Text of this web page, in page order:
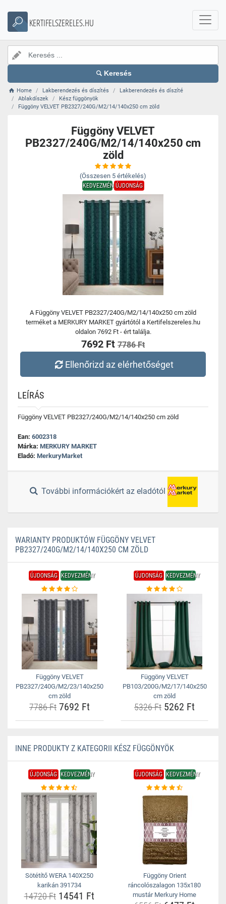
KERTIFELSZERELES.HU
Keresés
Home Lakberendezés és díszítés
Lakberendezés és díszíté
Ablakdíszek
Kész függönyök
Függöny VELVET PB2327/240G/M2/14/140x250 cm zöld
Függöny VELVET
PB2327/240G/M2/14/140x250 cm
zöld
(Összesen 5 értékelés)
KEDVEZMÉNYÚJDONSÁG
A Függöny VELVET PB2327/240G/M2/14/140x250 cm zöld
terméket a MERKURY MARKET gyártótól a Kertifelszereles.hu
oldalon 7692 Ft - ért találja.
7692 Ft 7786 Ft
Ellenőrizd az elérhetőséget
LEÍRÁS
Függöny VELVET PB2327/240G/M2/14/140x250 cm zöld
Ean: 6002318
Márka: MERKURY MARKET
Eladó: MerkuryMarket
További információkért az eladótól
WARIANTY PRODUKTÓW FÜGGÖNY VELVET
PB2327/240G/M2/14/140X250 CM ZÖLD
ÚJDONSÁG KEDVEZMÉNY
Függöny VELVET
PB2327/240G/M2/23/140x250
cm zöld
7786 Ft 7692 Ft
ÚJDONSÁG KEDVEZMÉNY
Függöny VELVET
PB103/200G/M2/17/140x250
cm zöld
5326 Ft 5262 Ft
INNE PRODUKTY Z KATEGORII KÉSZ FÜGGÖNYÖK
ÚJDONSÁG KEDVEZMÉNY
Sötétítő WERA 140X250
karikán 391734
14720 Ft14541 Ft
ÚJDONSÁG KEDVEZMÉNY
Függöny Orient
ráncolószalagon 135x180
mustár Merkury Home